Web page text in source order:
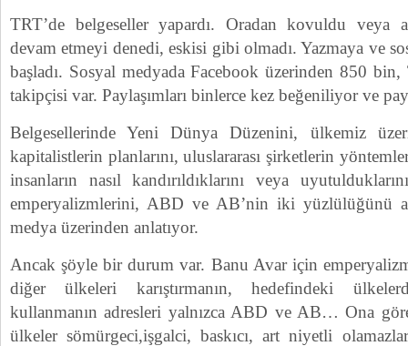
TRT’de belgeseller yapardı. Oradan kovuldu veya
devam etmeyi denedi, eskisi gibi olmadı. Yazmaya ve
başladı. Sosyal medyada Facebook üzerinden 850
takipçisi var. Paylaşımları binlerce kez beğeniliyor ve
Belgesellerinde Yeni Dünya Düzenini, ülkemiz
kapitalistlerin planlarını, uluslararası şirketlerin
insanların nasıl kandırıldıklarını veya
emperyalizmlerini, ABD ve AB’nin iki yüzlülüğünü
medya üzerinden anlatıyor.
Ancak şöyle bir durum var. Banu Avar için
diğer ülkeleri karıştırmanın, hedefindeki
kullanmanın adresleri yalnızca ABD ve AB… Ona
ülkeler sömürgeci,işgalci, baskıcı, art niyetli